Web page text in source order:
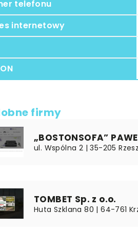
telefonu
internetowy
firmy
„BOSTONSOFA”
ul. Wspólna 2 | 35-205
TOMBET Sp. z o.o.
Huta Szklana 80 | 64-761